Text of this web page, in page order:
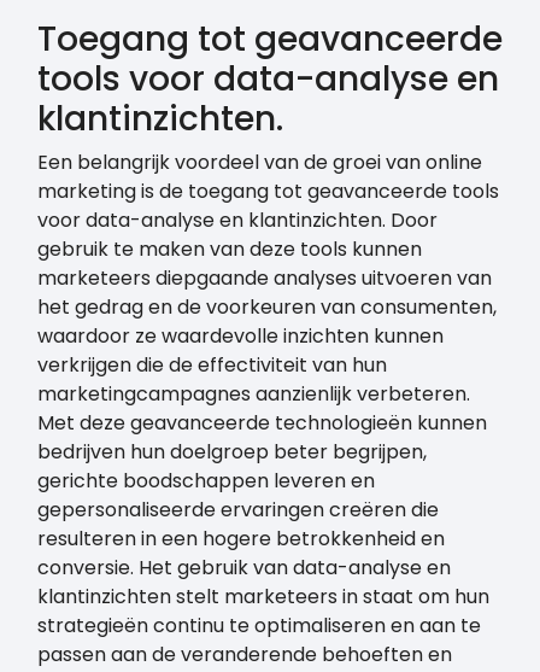
Toegang tot geavanceerde
tools voor data-analyse en
klantinzichten.
Een belangrijk voordeel van de groei van online
marketing is de toegang tot geavanceerde tools
voor data-analyse en klantinzichten. Door
gebruik te maken van deze tools kunnen
marketeers diepgaande analyses uitvoeren van
het gedrag en de voorkeuren van consumenten,
waardoor ze waardevolle inzichten kunnen
verkrijgen die de effectiviteit van hun
marketingcampagnes aanzienlijk verbeteren.
Met deze geavanceerde technologieën kunnen
bedrijven hun doelgroep beter begrijpen,
gerichte boodschappen leveren en
gepersonaliseerde ervaringen creëren die
resulteren in een hogere betrokkenheid en
conversie. Het gebruik van data-analyse en
klantinzichten stelt marketeers in staat om hun
strategieën continu te optimaliseren en aan te
passen aan de veranderende behoeften en